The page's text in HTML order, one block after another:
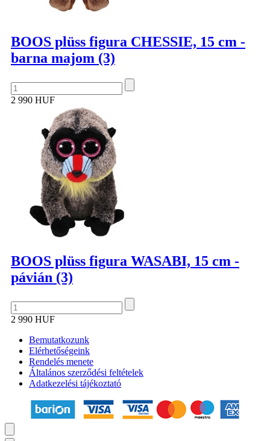
BOOS plüss figura CHESSIE, 15 cm -
barna majom (3)
2 990 HUF
BOOS plüss figura WASABI, 15 cm -
pávián (3)
2 990 HUF
Bemutatkozunk
Elérhetőségeink
Rendelés menete
Általános szerződési feltételek
Adatkezelési tájékoztató